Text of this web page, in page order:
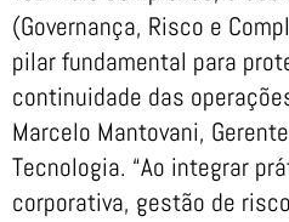
(Governança, Risco e
pilar fundamental para
continuidade das
Marcelo Mantovani,
Tecnologia. “Ao integrar
corporativa, gestão de